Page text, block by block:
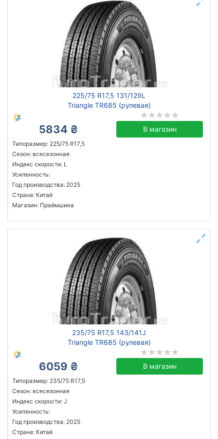
225/75 R17,5 131/129L
Triangle TR685 (рулевая)
5834 ₴ В магазин
Типоразмер: 225/75 R17,5
Сезон: всесезонная
Индекс скорости: L
Усиленность:
Год производства: 2025
Страна: Китай
Магазин: Праймшина
235/75 R17,5 143/141J
Triangle TR685 (рулевая)
6059 ₴ В магазин
Типоразмер: 235/75 R17,5
Сезон: всесезонная
Индекс скорости: J
Усиленность:
Год производства: 2025
Страна: Китай